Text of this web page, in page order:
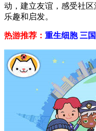
动，建立友谊，感受社
乐趣和启发。
热游推荐： 重生细胞 三